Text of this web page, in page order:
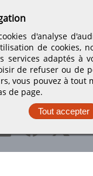
Contactez-nous
Nos partenaires
Informations légales
Conditions générales
Rejoignez nos équipes
réseaux sociaux
d'analyse
de cookies,
services adaptés à
de refuser ou de
vous pouvez à tout
de page.
Tout accepter